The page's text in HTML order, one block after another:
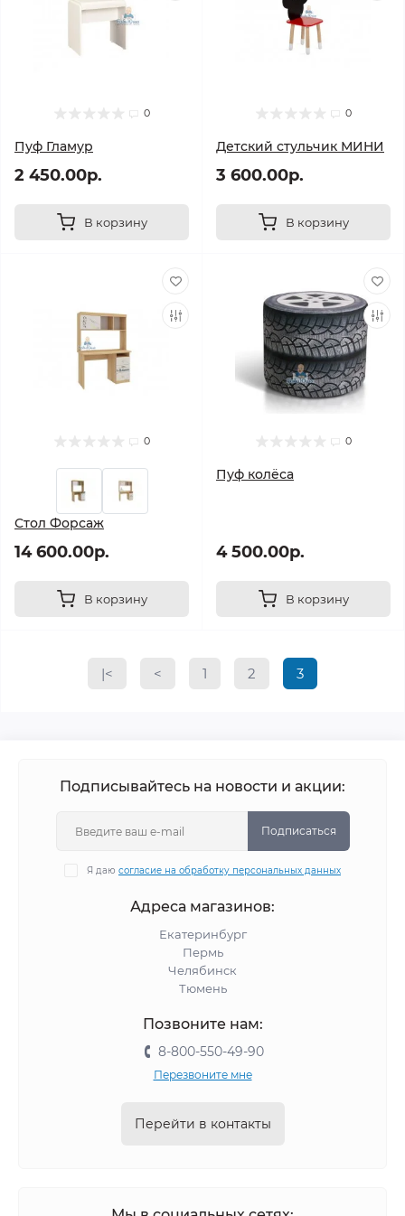
0
Пуф Гламур
2 450.00р.
В корзину
0
Детский стульчик МИНИ
3 600.00р.
В корзину
0
Стол Форсаж
14 600.00р.
В корзину
0
Пуф колёса
4 500.00р.
В корзину
|< < 1 2 3
Подписывайтесь на новости и акции:
Подписаться
Я даю согласие на обработку персональных данных
Адреса магазинов:
Екатеринбург
Пермь
Челябинск
Тюмень
Позвоните нам:
8-800-550-49-90
Перезвоните мне
Перейти в контакты